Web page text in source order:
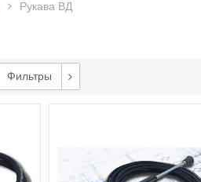
Рукава ВД
Фильтры